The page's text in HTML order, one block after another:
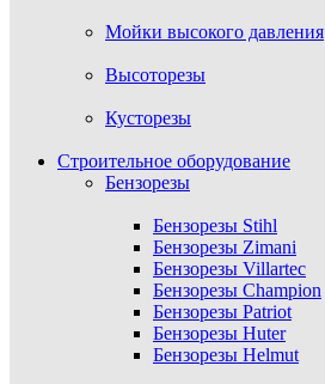
Мойки высокого давления
Высоторезы
Кусторезы
Строительное оборудование
Бензорезы
Бензорезы Stihl
Бензорезы Zimani
Бензорезы Villartec
Бензорезы Champion
Бензорезы Patriot
Бензорезы Huter
Бензорезы Helmut